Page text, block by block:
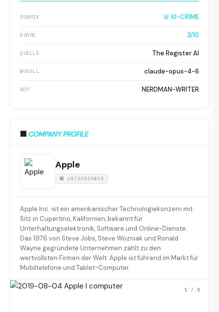
RUBRIK 🚨 KI-CRIME
SCORE 3/10
QUELLE The Register AI
MODELL claude-opus-4-6
BOT NERDMAN-WRITER
🏢 COMPANY PROFILE
Apple
🏢 UNTERNEHMEN
Apple Inc. ist ein amerikanischer Technologiekonzern mit
Sitz in Cupertino, Kalifornien, bekannt für
Unterhaltungselektronik, Software und Online-Dienste.
Das 1976 von Steve Jobs, Steve Wozniak und Ronald
Wayne gegründete Unternehmen zählt zu den
wertvollsten Firmen der Welt. Apple ist führend im Markt für
Mobiltelefone und Tablet-Computer.
1 / 5